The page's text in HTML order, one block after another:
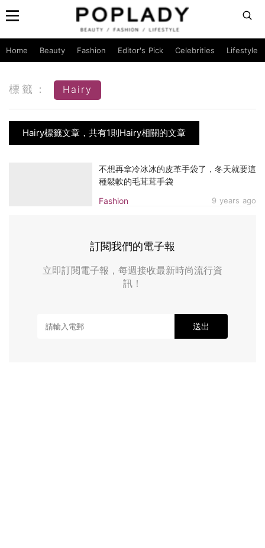
Home Beauty Fashion Editor's Pick Celebrities Lifestyle
標籤： Hairy
Hairy標籤文章，共有1則Hairy相關的文章
Fashion 9 years ago
不想再拿冷冰冰的皮革手袋了，冬天就要這
種鬆軟的毛茸茸手袋
訂閱我們的電子報
立即訂閱電子報，每週接收最新時尚流行資
訊！
送出